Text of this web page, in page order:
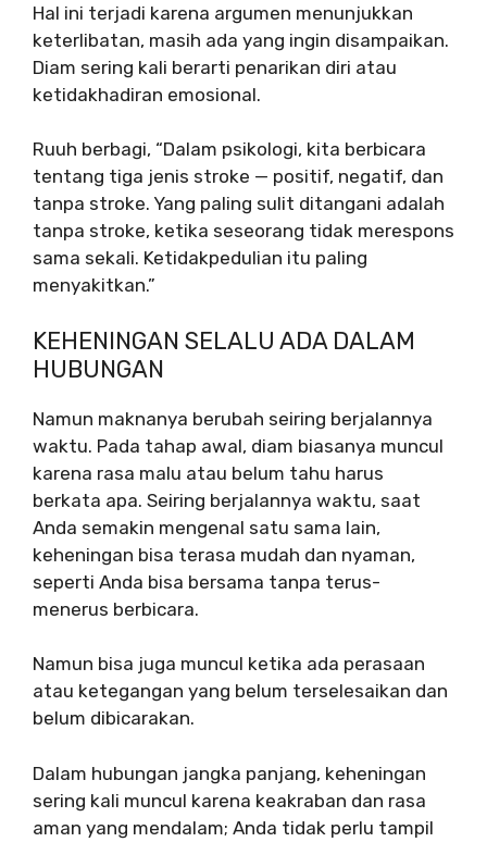
Hal ini terjadi karena argumen menunjukkan
keterlibatan, masih ada yang ingin disampaikan.
Diam sering kali berarti penarikan diri atau
ketidakhadiran emosional.
Ruuh berbagi, “Dalam psikologi, kita berbicara
tentang tiga jenis stroke — positif, negatif, dan
tanpa stroke. Yang paling sulit ditangani adalah
tanpa stroke, ketika seseorang tidak merespons
sama sekali. Ketidakpedulian itu paling
menyakitkan.”
KEHENINGAN SELALU ADA DALAM
HUBUNGAN
Namun maknanya berubah seiring berjalannya
waktu. Pada tahap awal, diam biasanya muncul
karena rasa malu atau belum tahu harus
berkata apa. Seiring berjalannya waktu, saat
Anda semakin mengenal satu sama lain,
keheningan bisa terasa mudah dan nyaman,
seperti Anda bisa bersama tanpa terus-
menerus berbicara.
Namun bisa juga muncul ketika ada perasaan
atau ketegangan yang belum terselesaikan dan
belum dibicarakan.
Dalam hubungan jangka panjang, keheningan
sering kali muncul karena keakraban dan rasa
aman yang mendalam; Anda tidak perlu tampil